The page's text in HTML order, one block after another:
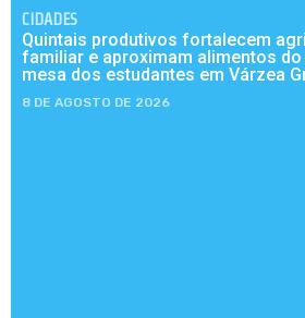
CIDADES
Quintais produtivos fortalecem
familiar e aproximam alimentos do
mesa dos estudantes em Várzea
8 DE AGOSTO DE 2026